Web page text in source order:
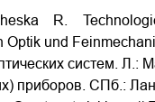
R.
und
систем. Л.:
приборов. СПб.: